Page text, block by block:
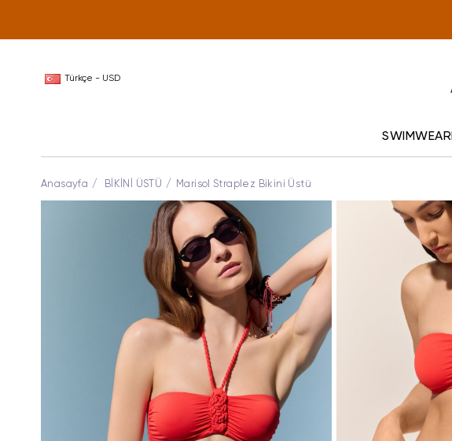
Türkçe - USD
SWIMWEAR
Anasayfa BİKİNİ ÜSTÜ Marisol Straplez Bikini Üstü